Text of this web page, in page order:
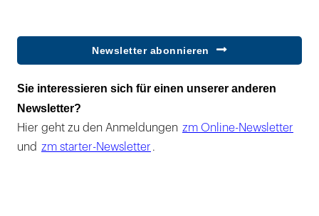
Newsletter abonnieren
Sie interessieren sich für einen unserer anderen
Newsletter?
Hier geht zu den Anmeldungen zm Online-Newsletter
und zm starter-Newsletter .